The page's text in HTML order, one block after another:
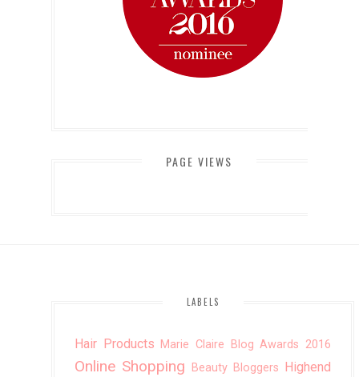
PAGE VIEWS
LABELS
Hair Products Marie Claire Blog Awards 2016
Online Shopping Beauty Bloggers Highend